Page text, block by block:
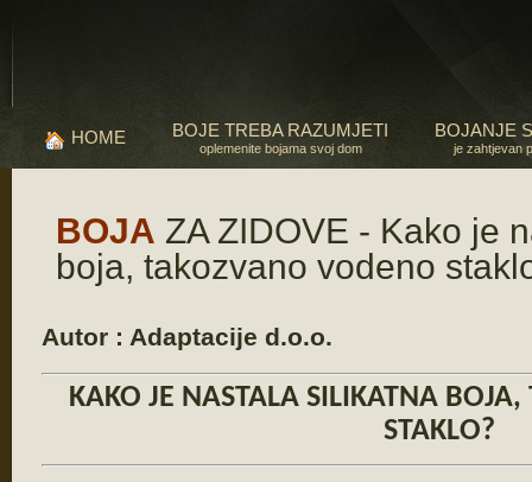
HOME BOJE TREBA RAZUMJETI
oplemenite bojama svoj dom
BOJANJE
je zahtjevan
BOJA ZA ZIDOVE - Kako je
boja, takozvano vodeno
Autor : Adaptacije d.o.o.
KAKO JE NASTALA SILIKATNA
STAKLO?